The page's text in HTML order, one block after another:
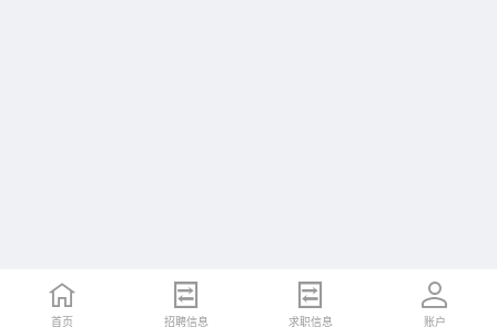
首页 招聘信息 求职信息 账户